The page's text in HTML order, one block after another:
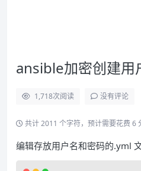
ansible加密创建用
1,718次阅读 没有评论
共计 2011 个字符，预计需要花费 6
编辑存放用户名和密码的.yml